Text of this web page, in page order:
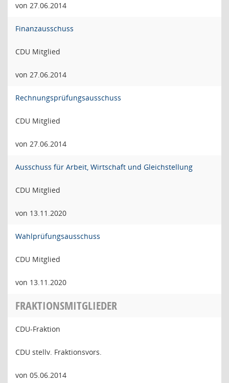
von 27.06.2014
Finanzausschuss
CDU Mitglied
von 27.06.2014
Rechnungsprüfungsausschuss
CDU Mitglied
von 27.06.2014
Ausschuss für Arbeit, Wirtschaft und Gleichstellung
CDU Mitglied
von 13.11.2020
Wahlprüfungsausschuss
CDU Mitglied
von 13.11.2020
FRAKTIONSMITGLIEDER
CDU-Fraktion
CDU stellv. Fraktionsvors.
von 05.06.2014